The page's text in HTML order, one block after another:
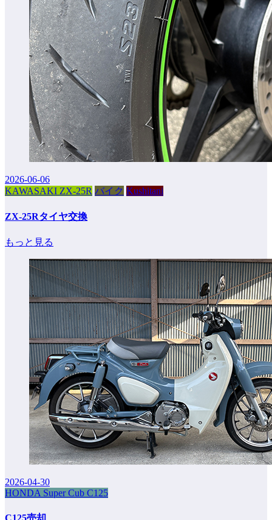
2026-06-06
KAWASAKI ZX-25R バイク Kushitani
ZX-25Rタイヤ交換
もっと見る
2026-04-30
HONDA Super Cub C125
C125売却